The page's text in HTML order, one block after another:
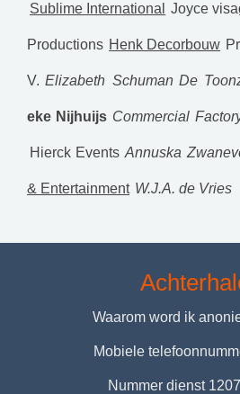
Sublime International Joyce
Productions Henk Decorbouw
V. Elizabeth Schuman De
eke Nijhuijs Commercial
Hierck Events Annuska
& Entertainment W.J.A. de Vries
Waarom word ik
Mobiele
Nummer dienst